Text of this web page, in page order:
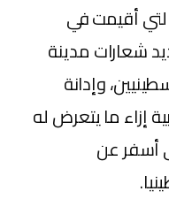
أقيمت في
شعارات مدينة
وإدانة
إزاء ما يتعرض له
أسفر عن